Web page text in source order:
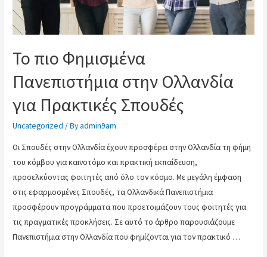
Το πιο Φημισμένα
Πανεπιστήμια στην Ολλανδία
για Πρακτικές Σπουδές
Uncategorized / Byadmin9am
Οι Σπουδές στην Ολλανδία έχουν προσφέρει στην Ολλανδία τη φήμη
του κόμβου για καινοτόμο και πρακτική εκπαίδευση,
προσελκύοντας φοιτητές από όλο τον κόσμο. Με μεγάλη έμφαση
στις εφαρμοσμένες Σπουδές, τα Ολλανδικά Πανεπιστήμια
προσφέρουν προγράμματα που προετοιμάζουν τους φοιτητές για
τις πραγματικές προκλήσεις. Σε αυτό το άρθρο παρουσιάζουμε
Πανεπιστήμια στην Ολλανδία που φημίζονται για τον πρακτικό …